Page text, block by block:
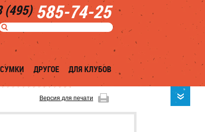
(495)585-74-25
ДРУГОЕ ДЛЯ КЛУБОВ
Версия для печати